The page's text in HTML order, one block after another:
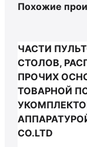
Похожие
ЧАСТИ
СТОЛОВ,
ПРОЧИХ
ТОВАРНОЙ
АППАРАТУРОЙ
CO.LTD